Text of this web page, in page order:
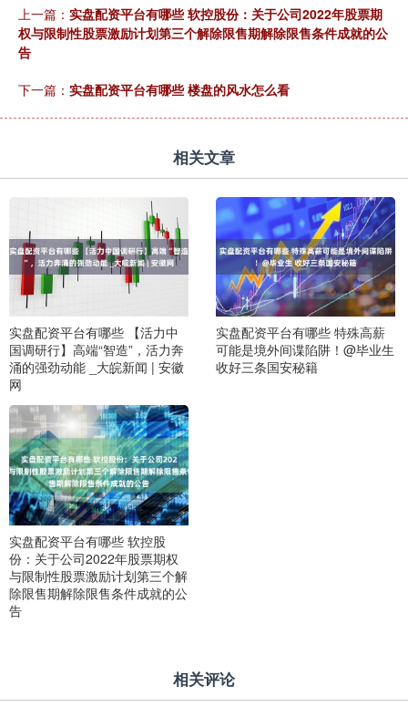
上一篇： 实盘配资平台有哪些 软控股份：关于公司2022年股票期
权与限制性股票激励计划第三个解除限售期解除限售条件成就的公
告
下一篇： 实盘配资平台有哪些 楼盘的风水怎么看
相关文章
实盘配资平台有哪些 【活力中
国调研行】高端“智造”，活力奔
涌的强劲动能 _大皖新闻 | 安徽
网
实盘配资平台有哪些 特殊高薪
可能是境外间谍陷阱！@毕业生
收好三条国安秘籍
实盘配资平台有哪些 软控股
份：关于公司2022年股票期权
与限制性股票激励计划第三个解
除限售期解除限售条件成就的公
告
相关评论